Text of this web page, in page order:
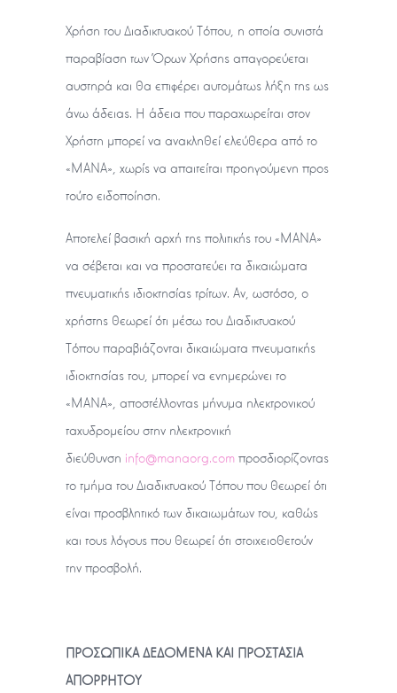
Χρήση του Διαδικτυακού Τόπου, η οποία συνιστά
παραβίαση των Όρων Χρήσης απαγορεύεται
αυστηρά και θα επιφέρει αυτομάτως λήξη της ως
άνω άδειας. Η άδεια που παραχωρείται στον
Χρήστη μπορεί να ανακληθεί ελεύθερα από το
«ΜΑΝΑ», χωρίς να απαιτείται προηγούμενη προς
τούτο ειδοποίηση.
Αποτελεί βασική αρχή της πολιτικής του «ΜΑΝΑ»
να σέβεται και να προστατεύει τα δικαιώματα
πνευματικής ιδιοκτησίας τρίτων. Αν, ωστόσο, ο
χρήστης θεωρεί ότι μέσω του Διαδικτυακού
Τόπου παραβιάζονται δικαιώματα πνευματικής
ιδιοκτησίας του, μπορεί να ενημερώνει το
«ΜΑΝΑ», αποστέλλοντας μήνυμα ηλεκτρονικού
ταχυδρομείου στην ηλεκτρονική
διεύθυνση info@manaorg.com προσδιορίζοντας
το τμήμα του Διαδικτυακού Τόπου που θεωρεί ότι
είναι προσβλητικό των δικαιωμάτων του, καθώς
και τους λόγους που θεωρεί ότι στοιχειοθετούν
την προσβολή.
ΠΡΟΣΩΠΙΚΑ ΔΕΔΟΜΕΝΑ ΚΑΙ ΠΡΟΣΤΑΣΙΑ
ΑΠΟΡΡΗΤΟΥ